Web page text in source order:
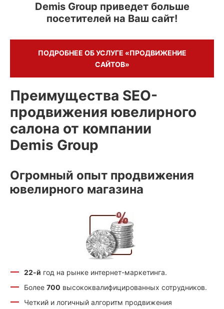
Demis Group приведет больше
посетителей на Ваш сайт!
ПОДРОБНЕЕ ОБ УСЛУГЕ «ПРОДВИЖЕНИЕ
САЙТОВ»
Преимущества SEO-
продвижения ювелирного
салона от компании
Demis Group
Огромный опыт продвижения
ювелирного магазина
22-й год на рынке интернет-маркетинга.
Более 700 высококвалифицированных сотрудников.
Четкий и логичный алгоритм продвижения